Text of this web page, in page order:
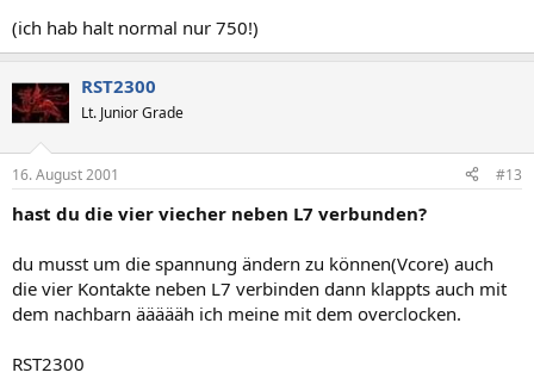
(ich hab halt normal nur 750!)
RST2300
Lt. Junior Grade
16. August 2001 #13
hast du die vier viecher neben L7 verbunden?
du musst um die spannung ändern zu können(Vcore) auch
die vier Kontakte neben L7 verbinden dann klappts auch mit
dem nachbarn äääääh ich meine mit dem overclocken.
RST2300